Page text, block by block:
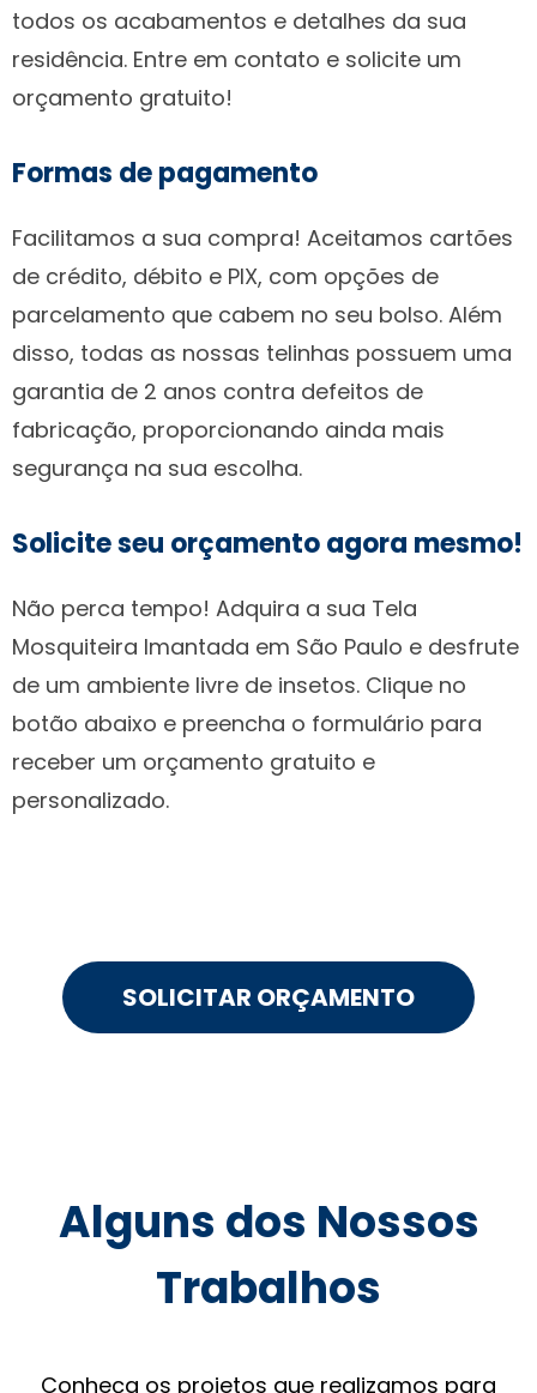
todos os acabamentos e detalhes da sua
residência. Entre em contato e solicite um
orçamento gratuito!
Formas de pagamento
Facilitamos a sua compra! Aceitamos cartões
de crédito, débito e PIX, com opções de
parcelamento que cabem no seu bolso. Além
disso, todas as nossas telinhas possuem uma
garantia de 2 anos contra defeitos de
fabricação, proporcionando ainda mais
segurança na sua escolha.
Solicite seu orçamento agora mesmo!
Não perca tempo! Adquira a sua Tela
Mosquiteira Imantada em São Paulo e desfrute
de um ambiente livre de insetos. Clique no
botão abaixo e preencha o formulário para
receber um orçamento gratuito e
personalizado.
SOLICITAR ORÇAMENTO
Alguns dos Nossos
Trabalhos
Conheça os projetos que realizamos para